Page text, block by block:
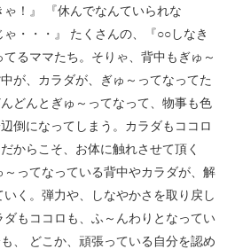
！』 『休んでなんていられな
・・・』 たくさんの、『○○しなき
るママたち。そりゃ、背中もぎゅ～
が、カラダが、ぎゅ～ってなってた
どんとぎゅ～ってなって、物事も色
倒になってしまう。カラダもココロ
からこそ、お体に触れさせて頂く
ってなっている背中やカラダが、解
く。弾力や、しなやかさを取り戻し
もココロも、ふ～んわりとなってい
、 どこか、頑張っている自分を認め